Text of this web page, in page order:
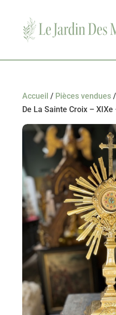
Accueil / Pièces vendues/
De La Sainte Croix – XIXe